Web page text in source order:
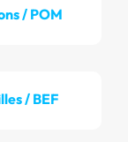
/ POM
/ BEF